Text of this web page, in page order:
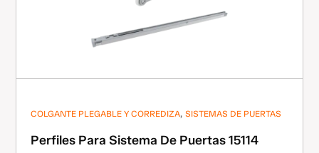
COLGANTE PLEGABLE Y CORREDIZA,SISTEMAS DE PUERTAS
Perfiles Para Sistema De Puertas 15114